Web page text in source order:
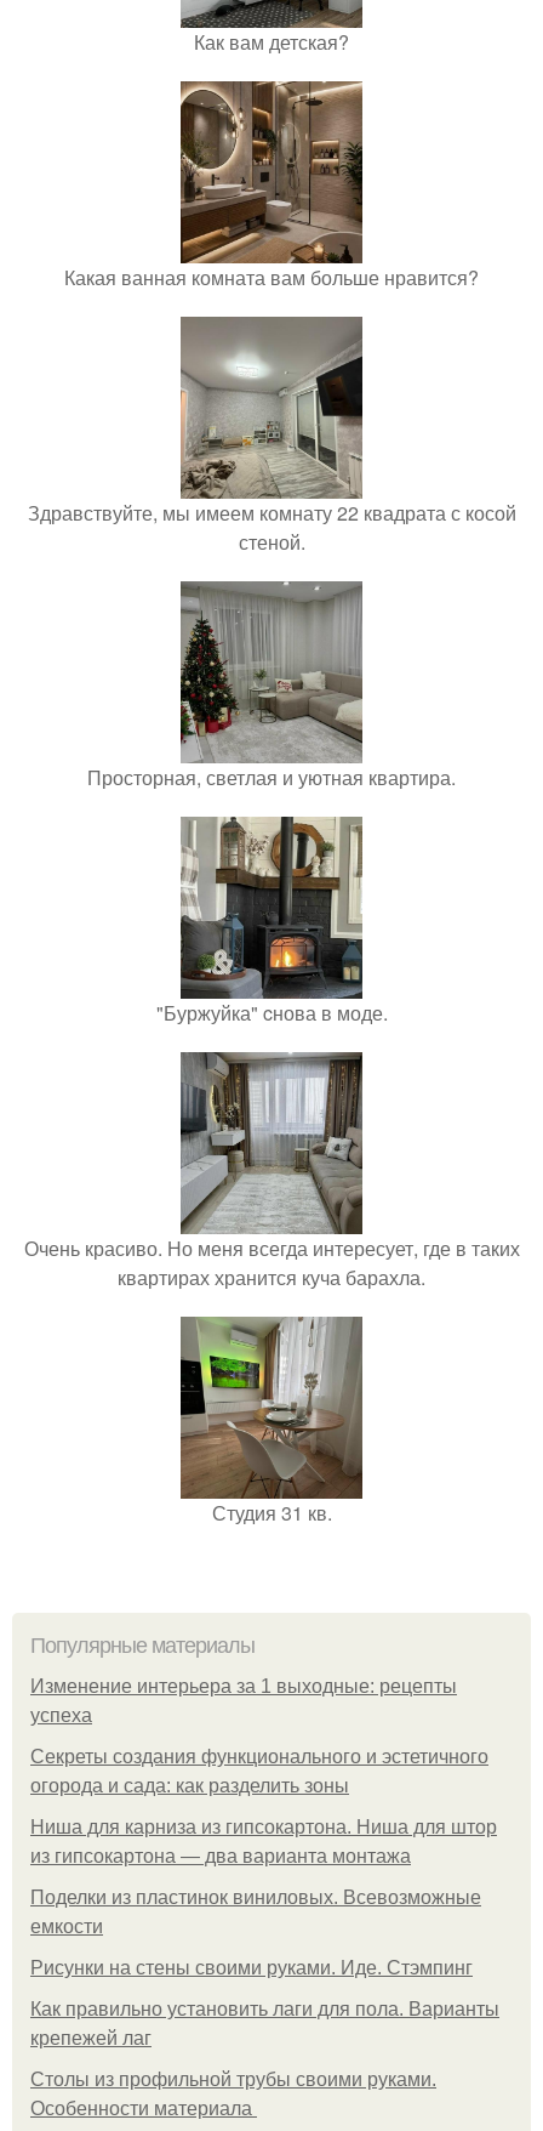
Как вам детская?
Какая ванная комната вам больше нравится?
Здравствуйте, мы имеем комнату 22 квадрата с косой
стеной.
Просторная, светлая и уютная квартира.
"Буржуйка" cнова в моде.
Очень красиво. Но меня всегда интересует, где в таких
квартирах хранится куча барахла.
Студия 31 кв.
Популярные материалы
Изменение интерьера за 1 выходные: рецепты
успеха
Секреты создания функционального и эстетичного
огорода и сада: как разделить зоны
Ниша для карниза из гипсокартона. Ниша для штор
из гипсокартона — два варианта монтажа
Поделки из пластинок виниловых. Всевозможные
емкости
Рисунки на стены своими руками. Иде. Стэмпинг
Как правильно установить лаги для пола. Варианты
крепежей лаг
Столы из профильной трубы своими руками.
Особенности материала